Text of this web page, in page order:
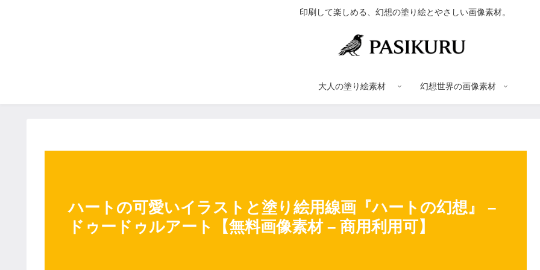
印刷して楽しめる、幻想の塗り絵とやさしい画像素材。
大人の塗り絵素材 幻想世界の画像素材
ハートの可愛いイラストと塗り絵用線画『ハートの幻想』 –
ドゥードゥルアート【無料画像素材 – 商用利用可】